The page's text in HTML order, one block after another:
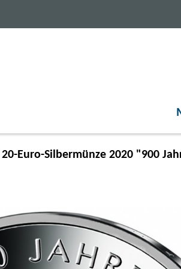
20-Euro-Silbermünze 2020 "900